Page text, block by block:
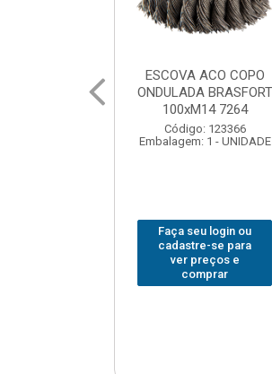
SERRA CIRCULAR WIDEA
BRASFORT PREMIUM
200x36x30
Código: 202290
Embalagem: 1 - UNIDADE
Faça seu login ou
cadastre-se para
ver preços e
comprar